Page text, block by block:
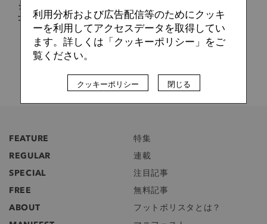
ジェフユナイテッド千葉で夢を叶えてほしくなってきたJ2戦
士9人
FEATURE
特集
REGULAR
連載
SPECIAL
注目記事
FREE
無料記事
ABOUT
フットボリスタとは？
利用分析および広告配信等のためにクッキ
ーを利用してアクセスデータを取得してい
ます。詳しくは「クッキーポリシー」をご
覧ください。
クッキーポリシー 閉じる